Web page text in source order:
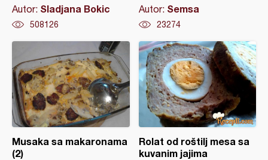
Autor: Sladjana Bokic
508126
Autor: Semsa
23274
Musaka sa makaronama
(2)
Rolat od roštilj mesa sa
kuvanim jajima